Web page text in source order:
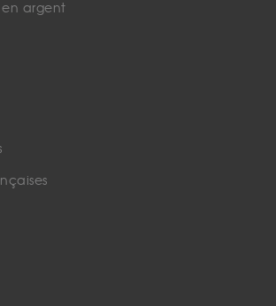
en argent